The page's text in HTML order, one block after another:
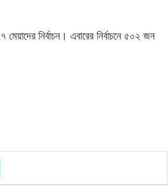
মেয়াদের নির্বাচন। এবারের নির্বাচনে ৫০২ জন